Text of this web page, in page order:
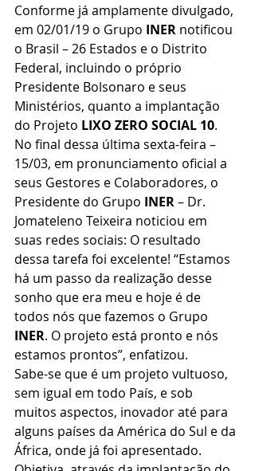
Conforme já amplamente divulgado,
em 02/01/19 o Grupo INER notificou
o Brasil – 26 Estados e o Distrito
Federal, incluindo o próprio
Presidente Bolsonaro e seus
Ministérios, quanto a implantação
do Projeto LIXO ZERO SOCIAL 10.
No final dessa última sexta-feira –
15/03, em pronunciamento oficial a
seus Gestores e Colaboradores, o
Presidente do Grupo INER – Dr.
Jomateleno Teixeira noticiou em
suas redes sociais: O resultado
dessa tarefa foi excelente! “Estamos
há um passo da realização desse
sonho que era meu e hoje é de
todos nós que fazemos o Grupo
INER. O projeto está pronto e nós
estamos prontos”, enfatizou.
Sabe-se que é um projeto vultuoso,
sem igual em todo País, e sob
muitos aspectos, inovador até para
alguns países da América do Sul e da
África, onde já foi apresentado.